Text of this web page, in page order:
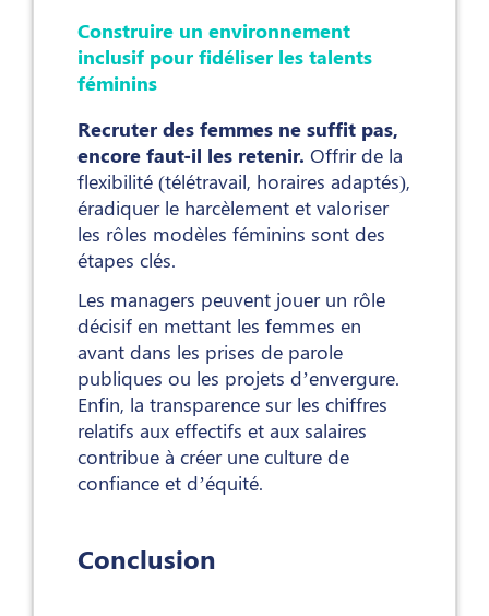
Construire un environnement
inclusif pour fidéliser les talents
féminins
Recruter des femmes ne suffit pas,
encore faut-il les retenir. Offrir de la
flexibilité (télétravail, horaires adaptés),
éradiquer le harcèlement et valoriser
les rôles modèles féminins sont des
étapes clés.
Les managers peuvent jouer un rôle
décisif en mettant les femmes en
avant dans les prises de parole
publiques ou les projets d’envergure.
Enfin, la transparence sur les chiffres
relatifs aux effectifs et aux salaires
contribue à créer une culture de
confiance et d’équité.
Conclusion